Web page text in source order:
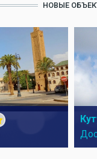
НОВЫЕ